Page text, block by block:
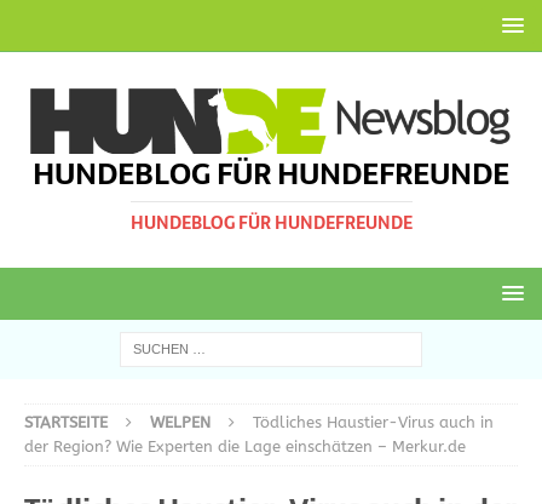
HUNDEBLOG FÜR HUNDEFREUNDE
HUNDEBLOG FÜR HUNDEFREUNDE
STARTSEITE WELPEN
Tödliches Haustier-Virus auch in
der Region? Wie Experten die Lage einschätzen – Merkur.de